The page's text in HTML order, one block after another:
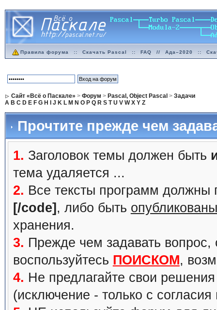
Правила форума :: Скачать Pascal :: FAQ // Ада–2020 ::
Сайт «Всё о Паскале» > Форум > Pascal, Object Pascal > Задачи
A B C D E F G H J K L M N O P Q R S T U V W X Y Z
Прочтите прежде чем
1. Заголовок темы должен быть
тема удаляется ...
2. Все тексты программ должны
[/code] , либо быть
хранения.
3. Прежде чем задавать вопрос,
воспользуйтесь ПОИСКОМ,
4. Не предлагайте свои
(исключение - только с